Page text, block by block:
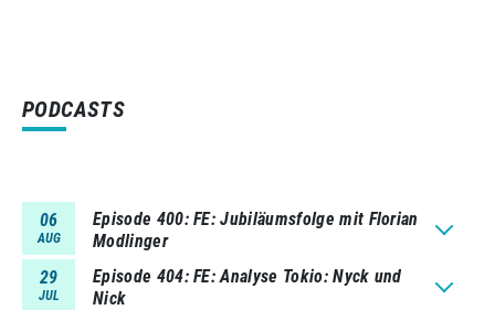
PODCASTS
06
AUG
Episode 400 FE: Jubiläumsfolge mit Florian
Modlinger
29
JUL
Episode 404 FE: Analyse Tokio: Nyck und
Nick